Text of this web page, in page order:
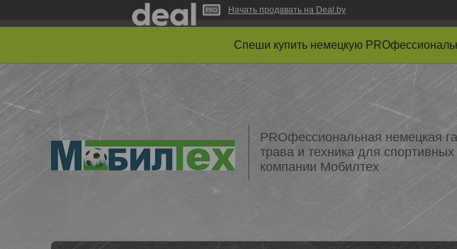
Начать продавать на Deal.by
Спеши купить немецкую
PROфессиональная немецкая
трава и техника для
компании Мобилтех